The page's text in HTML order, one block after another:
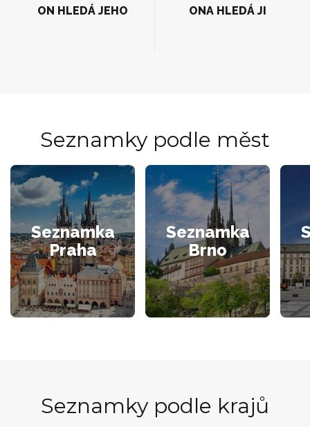
ON HLEDÁ JEHO ONA HLEDÁ JI
Seznamky podle měst
Seznamka
Praha
Seznamka
Brno
Seznamky podle krajů